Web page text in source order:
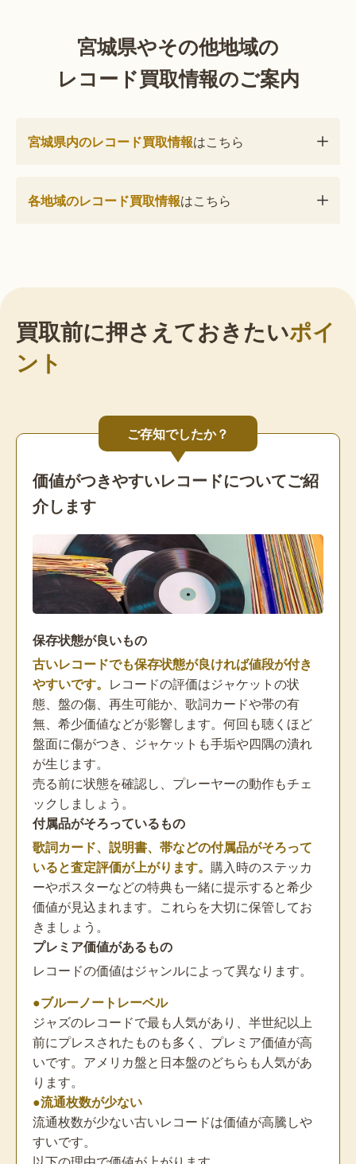
宮城県やその他地域の
レコード買取情報のご案内
宮城県内のレコード買取情報はこちら
各地域のレコード買取情報はこちら
買取前に押さえておきたいポイ
ント
ご存知でしたか？
価値がつきやすいレコードについてご紹
介します
保存状態が良いもの
古いレコードでも保存状態が良ければ値段が付き
やすいです。 レコードの評価はジャケットの状
態、盤の傷、再生可能か、歌詞カードや帯の有
無、希少価値などが影響します。何回も聴くほど
盤面に傷がつき、ジャケットも手垢や四隅の潰れ
が生じます。
売る前に状態を確認し、プレーヤーの動作もチェ
ックしましょう。
付属品がそろっているもの
歌詞カード、説明書、帯などの付属品がそろって
いると査定評価が上がります。 購入時のステッカ
ーやポスターなどの特典も一緒に提示すると希少
価値が見込まれます。これらを大切に保管してお
きましょう。
プレミア価値があるもの
レコードの価値はジャンルによって異なります。
●ブルーノートレーベル
ジャズのレコードで最も人気があり、半世紀以上
前にプレスされたものも多く、プレミア価値が高
いです。アメリカ盤と日本盤のどちらも人気があ
ります。
●流通枚数が少ない
流通枚数が少ない古いレコードは価値が高騰しや
すいです。